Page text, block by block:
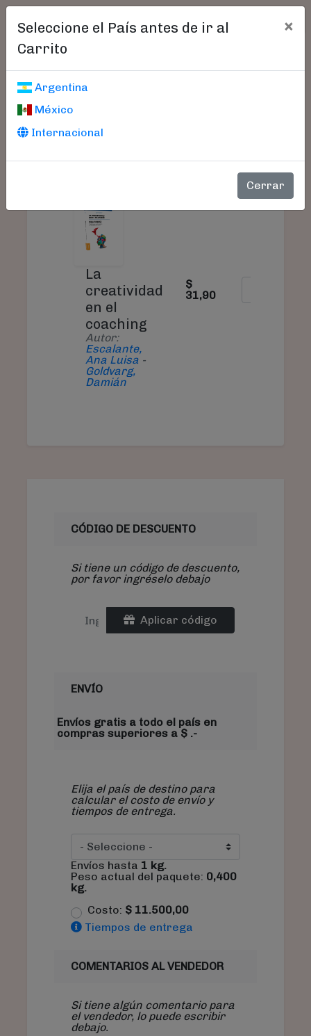
Seleccione el País antes de ir al
Carrito
×
Argentina
México
Internacional
Cerrar
Carrito De Compras
PRODUCTO PRECIO CANTIDAD
La
creatividad
en el
coaching
Autor:
Escalante,
Ana Luisa -
Goldvarg,
Damián
$
31,90
CÓDIGO DE DESCUENTO
Si tiene un código de descuento,
por favor ingréselo debajo
Aplicar código
ENVÍO
Envíos gratis a todo el país en
compras superiores a $ .-
Elija el país de destino para
calcular el costo de envío y
tiempos de entrega.
Envíos hasta 1 kg.
Peso actual del paquete: 0,400
kg.
Costo: $ 11.500,00
Tiempos de entrega
COMENTARIOS AL VENDEDOR
Si tiene algún comentario para
el vendedor, lo puede escribir
debajo.